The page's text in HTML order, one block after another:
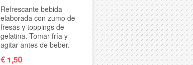
Refrescante bebida
elaborada con zumo de
fresas y toppings de
gelatina. Tomar fría y
agitar antes de beber.
€ 1,50